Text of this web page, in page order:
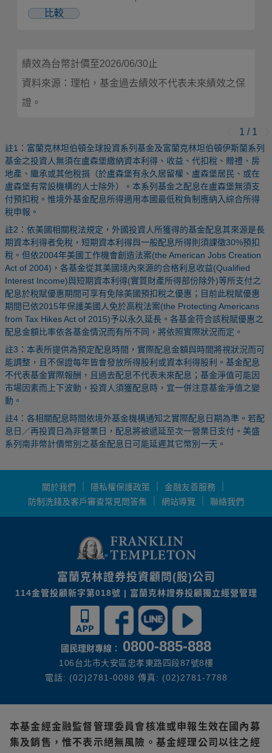
比較
績效為台幣計價至2026/06/30止
資料來源：理柏，基金過去績效不代表未來績效之保
證。
1 / 1
註1：富蘭克林坦伯頓全球投資系列基金及富蘭克林坦伯頓伊斯蘭系列
基金之投資人無須在盧森堡繳納資本利得、收益、代扣稅、贈禮、房
地產、繼承或其他稅捐（於盧森堡有永久居留權、盧森堡居民、或在
盧森堡有常設機構的人士除外）。本系列基金之配息在盧森堡無須支
付預扣稅。惟境外基金配息所得適用本國最低稅負制應納入綜合所得
稅申報。
註2：依美國相關稅法規定，外國投資人所獲得的基金配息其來源是長
期資本利得者免稅，短期資本利得與一般配息所得則須課徵30%預扣
稅。但依2004年美國工作機會創造法案(the American Jobs Creation
Act of 2004)，各基金從其美國境內來源的合格利息收益(Qualified
Interest Income)與短期資本利得(實質財產所得部份除外)等所支付之
配息於稅賦優惠期間可享有免除美國預扣稅之優惠；目前此稅賦優惠
期間已依2015年保護美國人免於高稅法案(the Protecting Americans
from Tax Hikes Act of 2015)予以永久延長。各基金符合該稅賦優惠之
配息金額比率依各基金情況而有所不同，將依照實際狀況而定。
註3：本表所提供為預定配息時間，實際配息金額與時間將視狀況而可
能調整，且不保證每年皆會發放所得股利或資本利得股利。基金配息
不代表基金實際報酬，且過去配息不代表未來配息；基金淨值可能因
市場因素而上下波動，投資人須獲配息時，宜一併注意基金淨值之變
動。
註4：各相關配息時間依境外基金機構通知之實際配息日期為準。若配
息日／再投資日為非營業日，配息將被遞延至次一營業日支付。美盛
系列南非幣計價幣別之基金配息日可能延遲其它幣別一天。
關於我們 隱私權保護政策
金融友善服務
防制洗錢及客戶審查常見問答集
網站導覽 聯絡我們
富蘭克林證券投資顧問(股)公司
114金管投顧新字第018號 | 富蘭克林證券投顧獨立經營管理
國民理財專線： 0800-885-888
106台北市大安區忠孝東路四段87號8樓
電話: (02)2781-0088 傳真: (02)2781-7788
本基金經金融監督管理委員會核准或申報生效在國內募
集及銷售，惟不表示絕無風險。基金經理公司以往之經